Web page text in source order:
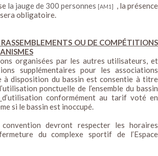
la jauge de 300 personnes [AM1]
, la présence
sera obligatoire.
OU DE COMPÉTITIONS
organisées par les autres utilisateurs, et
supplémentaires pour les associations
à disposition du bassin est consentie à titre
ponctuelle de l’ensemble du bassin
d’utilisation conformément au tarif voté en
si le bassin est inoccupé.
devront respecter les horaires
du complexe sportif de l’Espace